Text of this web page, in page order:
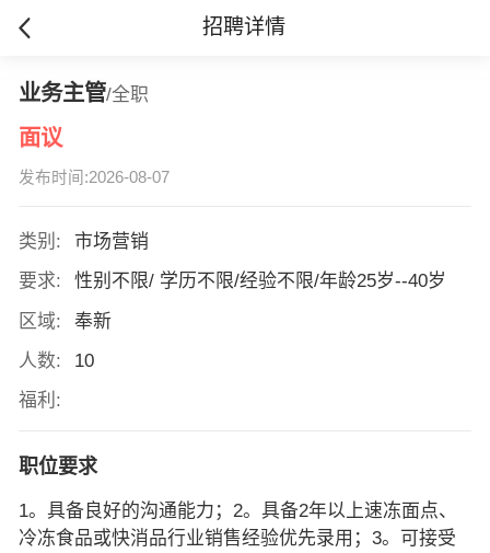
招聘详情
业务主管/全职
面议
发布时间:2026-08-07
类别:
市场营销
要求:
性别不限/ 学历不限/经验不限/年龄25岁--40岁
区域:
奉新
人数:
10
福利:
职位要求
1。具备良好的沟通能力；2。具备2年以上速冻面点、
冷冻食品或快消品行业销售经验优先录用；3。可接受